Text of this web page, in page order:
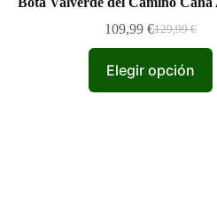
129,99€
El
precio
original
era:
109,99 €El
precio
actual
es:
Elegir opción